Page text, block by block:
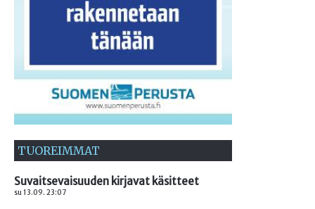
TUOREIMMAT
Suvaitsevaisuuden kirjavat käsitteet
su 13.09. 23:07